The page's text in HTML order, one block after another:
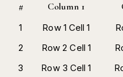
# Column 1
1 Row 1 Cell 1
2
Row 2 Cell 1
3
Row 3 Cell 1